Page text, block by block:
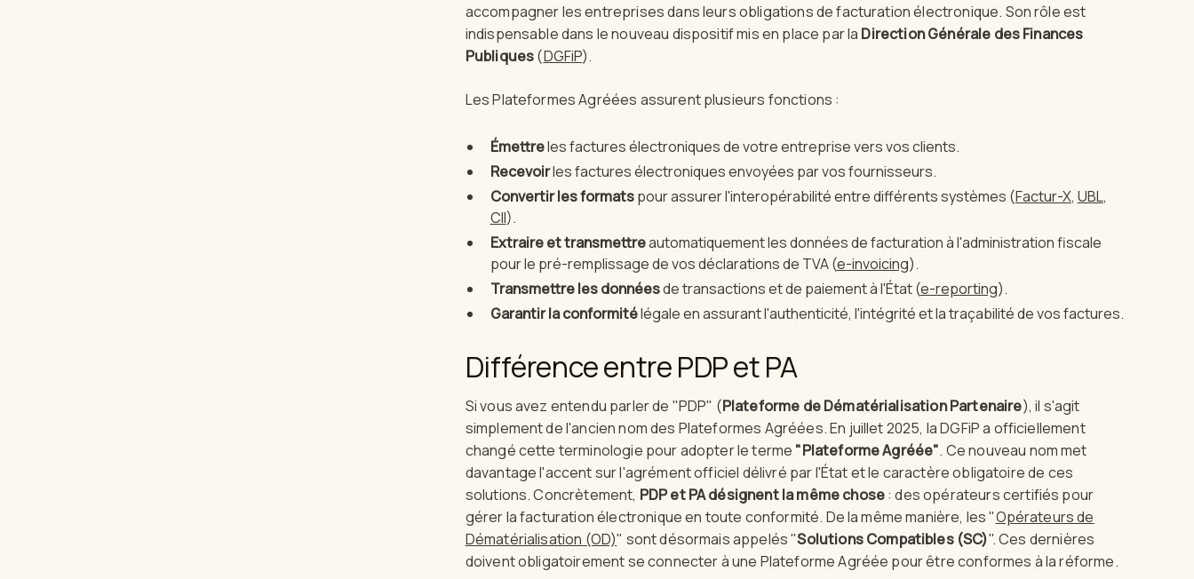
accompagner les entreprises dans leurs obligations de facturation électronique. Son rôle est
indispensable dans le nouveau dispositif mis en place par la Direction Générale des Finances
Publiques(DGFiP).
Les Plateformes Agréées assurent plusieurs fonctions :
Émettreles factures électroniques de votre entreprise vers vos clients.
Recevoirles factures électroniques envoyées par vos fournisseurs.
Convertir les formatspour assurer l'interopérabilité entre différents systèmes (Factur-X, UBL,
CII).
Extraire et transmettreautomatiquement les données de facturation à l'administration fiscale
pour le pré-remplissage de vos déclarations de TVA (e-invoicing).
Transmettre les donnéesde transactions et de paiement à l'État (e-reporting).
Garantir la conformitélégale en assurant l'authenticité, l'intégrité et la traçabilité de vos factures.
Différence entre PDP et PA
Si vous avez entendu parler de "PDP" (Plateforme de Dématérialisation Partenaire), il s'agit
simplement de l'ancien nom des Plateformes Agréées. En juillet 2025, la DGFiP a officiellement
changé cette terminologie pour adopter le terme "Plateforme Agréée". Ce nouveau nom met
davantage l'accent sur l'agrément officiel délivré par l'État et le caractère obligatoire de ces
solutions. Concrètement, PDP et PA désignent la même chose: des opérateurs certifiés pour
gérer la facturation électronique en toute conformité. De la même manière, les "Opérateurs de
Dématérialisation (OD)" sont désormais appelés "Solutions Compatibles (SC)". Ces dernières
doivent obligatoirement se connecter à une Plateforme Agréée pour être conformes à la réforme.